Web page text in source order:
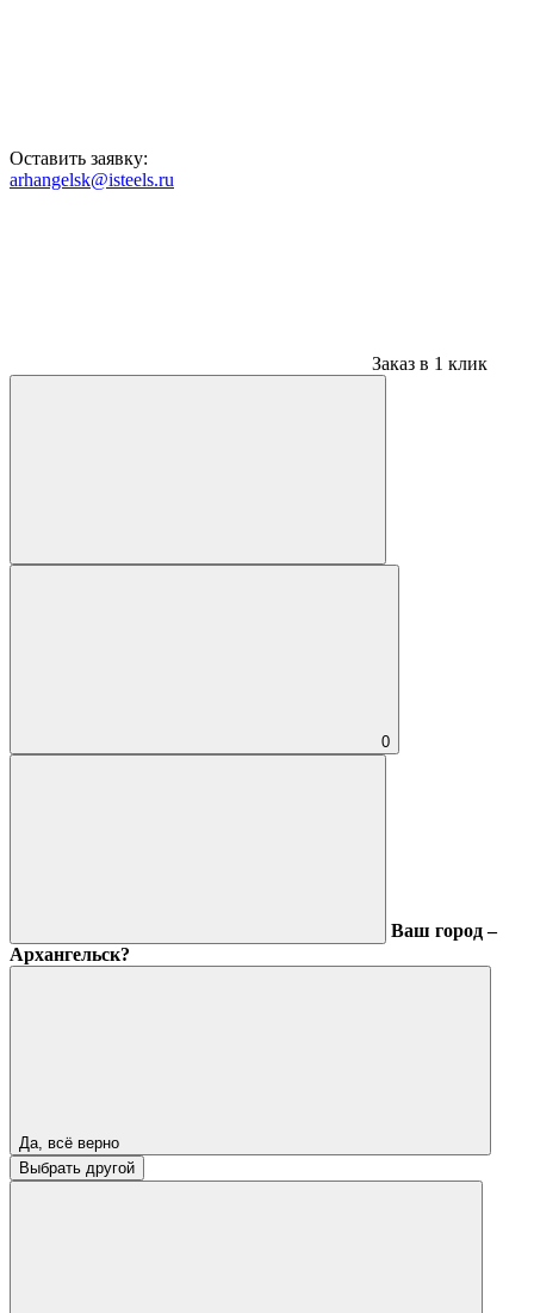
Оставить заявку:
arhangelsk@isteels.ru
Заказ в 1 клик
0
Ваш город –
Архангельск?
Да, всё верно
Выбрать другой